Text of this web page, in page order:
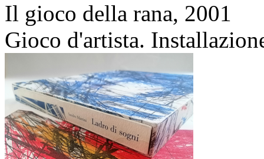
Il gioco della rana, 2001
Gioco d'artista.